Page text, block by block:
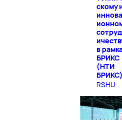
скому
в
БРИКС
(НТИ
БРИКС)
RSHU